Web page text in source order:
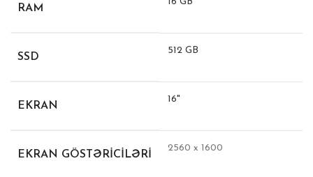
RAM
SSD
512 GB
EKRAN
16"
EKRAN GÖSTƏRICILƏRI
2560 x 1600